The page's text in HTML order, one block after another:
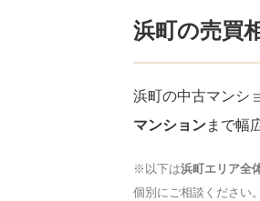
浜町の売買
浜町の中古マンシ
マンションまで幅
※以下は浜町エリア全
個別にご相談ください。